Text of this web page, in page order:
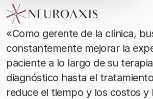
«Como gerente de la clínica,
constantemente mejorar la
paciente a lo largo de su
diagnóstico hasta el
reduce el tiempo y los costos y